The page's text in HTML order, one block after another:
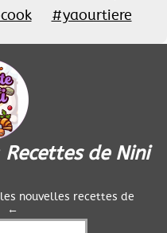
#yaourtiere
de Nini
nouvelles recettes de